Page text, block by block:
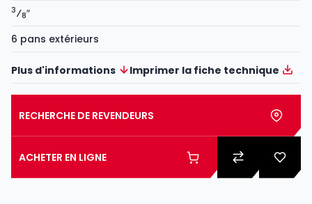
3⁄8″
6 pans extérieurs
Plus d'informations Imprimer la fiche technique
RECHERCHE DE REVENDEURS
ACHETER EN LIGNE